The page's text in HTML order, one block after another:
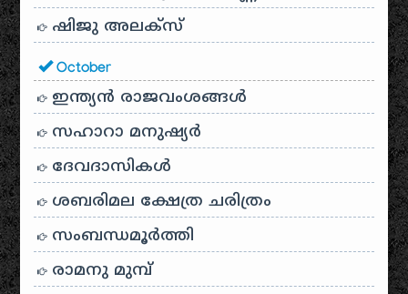
ഷിജു അലക്സ്
October
ഇന്ത്യൻ രാജവംശങ്ങൾ
സഹാറാ മനുഷ്യർ
ദേവദാസികൾ
ശബരിമല ക്ഷേത്ര ചരിത്രം
സംബന്ധമൂർത്തി
രാമനു മുമ്പ്